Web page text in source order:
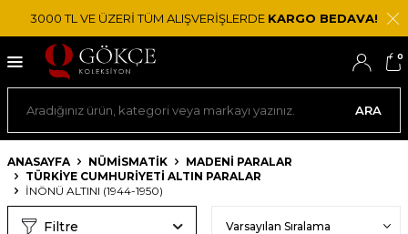
3000 TL VE ÜZERİ TÜM ALIŞVERİŞLERDE KARGO BEDAVA!
ARA
0
ANASAYFA NÜMİSMATİK
MADENI PARALAR
TÜRKIYE CUMHURIYETI ALTIN PARALAR
İNÖNÜ ALTINI (1944-1950)
Filtre